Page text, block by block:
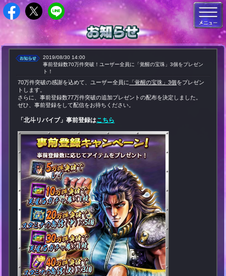
2019/08/30 14:00
事前登録数70万件突破！ユーザー全員に「覚醒の宝珠」3個をプレゼン
ト！
70万件突破の感謝を込めて、ユーザー全員に 「覚醒の宝珠」3個をプレゼン
トします。
さらに、事前登録数77万件突破の追加プレゼントの配布を決定しました。
ぜひ、事前登録をして配信をお待ちください。
「北斗リバイブ」事前登録はこちら